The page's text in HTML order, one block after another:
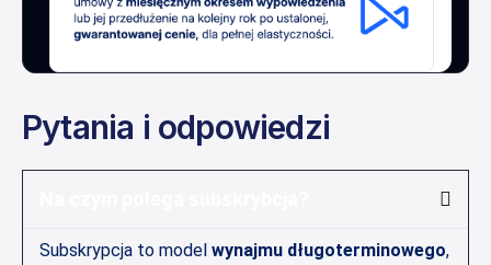
Pytania i odpowiedzi
Subskrypcja to model wynajmu długoterminowego,